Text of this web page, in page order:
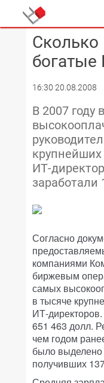
богатые
16:30 20.08.2008
В 2007 году
ИТ-
заработали
Согласно
компаниями
биржевым
самых
в тысяче
ИТ-
651 463 долл.
чем годом
было
получивших